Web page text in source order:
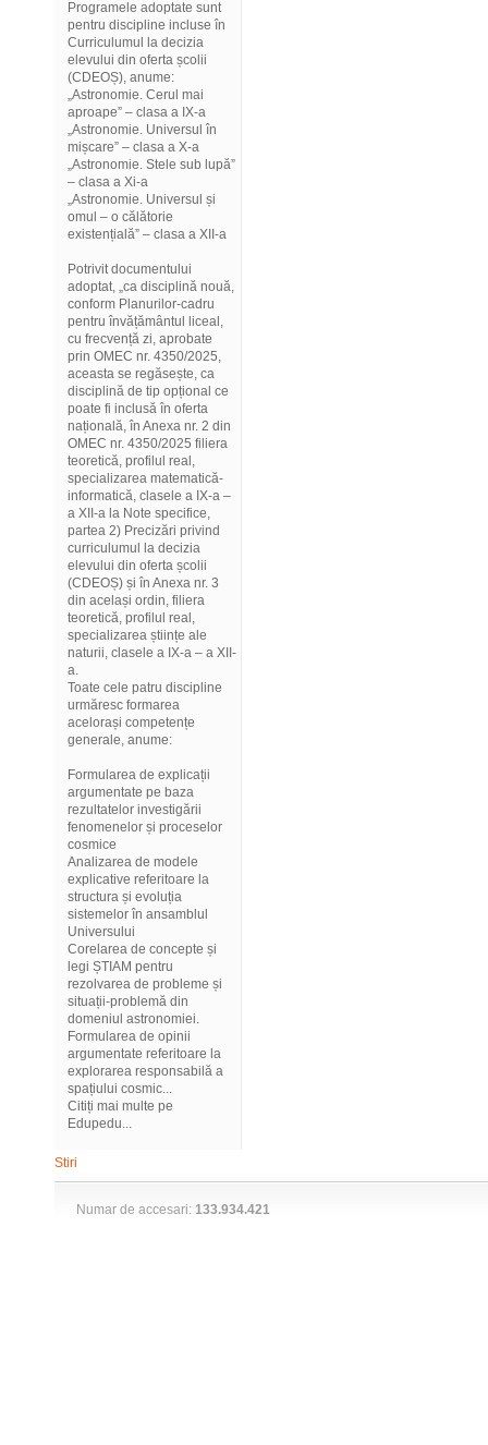
Programele adoptate sunt
pentru discipline incluse în
Curriculumul la decizia
elevului din oferta școlii
(CDEOȘ), anume:
„Astronomie. Cerul mai
aproape” – clasa a IX-a
„Astronomie. Universul în
mișcare” – clasa a X-a
„Astronomie. Stele sub lupă”
– clasa a Xi-a
„Astronomie. Universul și
omul – o călătorie
existențială” – clasa a XII-a
Potrivit documentului
adoptat, „ca disciplină nouă,
conform Planurilor-cadru
pentru învățământul liceal,
cu frecvență zi, aprobate
prin OMEC nr. 4350/2025,
aceasta se regăsește, ca
disciplină de tip opțional ce
poate fi inclusă în oferta
națională, în Anexa nr. 2 din
OMEC nr. 4350/2025 filiera
teoretică, profilul real,
specializarea matematică-
informatică, clasele a IX-a –
a XII-a la Note specifice,
partea 2) Precizări privind
curriculumul la decizia
elevului din oferta școlii
(CDEOȘ) și în Anexa nr. 3
din același ordin, filiera
teoretică, profilul real,
specializarea științe ale
naturii, clasele a IX-a – a XII-
a.
Toate cele patru discipline
urmăresc formarea
acelorași competențe
generale, anume:
Formularea de explicații
argumentate pe baza
rezultatelor investigării
fenomenelor și proceselor
cosmice
Analizarea de modele
explicative referitoare la
structura și evoluția
sistemelor în ansamblul
Universului
Corelarea de concepte și
legi ȘTIAM pentru
rezolvarea de probleme și
situații-problemă din
domeniul astronomiei.
Formularea de opinii
argumentate referitoare la
explorarea responsabilă a
spațiului cosmic...
Citiți mai multe pe
Edupedu...
Stiri
Numar de accesari: 133.934.421